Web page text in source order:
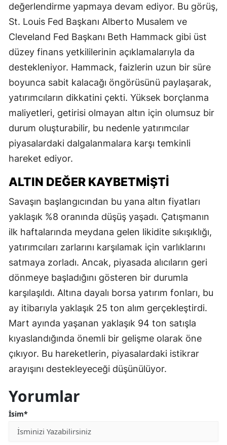
değerlendirme yapmaya devam ediyor. Bu görüş,
St. Louis Fed Başkanı Alberto Musalem ve
Cleveland Fed Başkanı Beth Hammack gibi üst
düzey finans yetkililerinin açıklamalarıyla da
destekleniyor. Hammack, faizlerin uzun bir süre
boyunca sabit kalacağı öngörüsünü paylaşarak,
yatırımcıların dikkatini çekti. Yüksek borçlanma
maliyetleri, getirisi olmayan altın için olumsuz bir
durum oluşturabilir, bu nedenle yatırımcılar
piyasalardaki dalgalanmalara karşı temkinli
hareket ediyor.
ALTIN DEĞER KAYBETMİŞTİ
Savaşın başlangıcından bu yana altın fiyatları
yaklaşık %8 oranında düşüş yaşadı. Çatışmanın
ilk haftalarında meydana gelen likidite sıkışıklığı,
yatırımcıları zarlarını karşılamak için varlıklarını
satmaya zorladı. Ancak, piyasada alıcıların geri
dönmeye başladığını gösteren bir durumla
karşılaşıldı. Altına dayalı borsa yatırım fonları, bu
ay itibarıyla yaklaşık 25 ton alım gerçekleştirdi.
Mart ayında yaşanan yaklaşık 94 ton satışla
kıyaslandığında önemli bir gelişme olarak öne
çıkıyor. Bu hareketlerin, piyasalardaki istikrar
arayışını destekleyeceği düşünülüyor.
Yorumlar
İsim*